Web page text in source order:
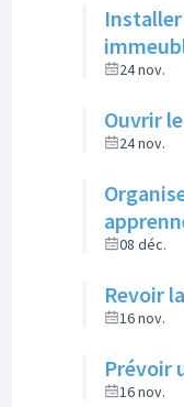
24 nov.
Ouvrir
24 nov.
08 déc.
Revoir
16 nov.
Prévoir
16 nov.